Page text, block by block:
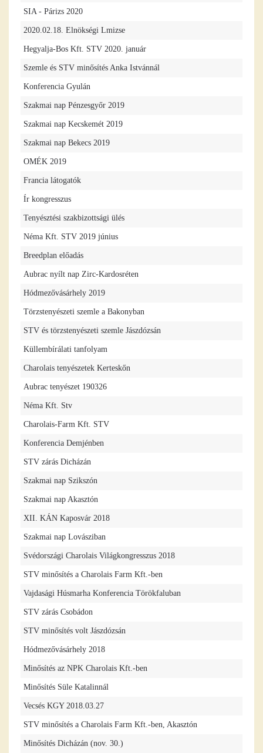
SIA - Párizs 2020
2020.02.18. Elnökségi Lmizse
Hegyalja-Bos Kft. STV 2020. január
Szemle és STV minősítés Anka Istvánnál
Konferencia Gyulán
Szakmai nap Pénzesgyőr 2019
Szakmai nap Kecskemét 2019
Szakmai nap Bekecs 2019
OMÉK 2019
Francia látogatók
Ír kongresszus
Tenyésztési szakbizottsági ülés
Néma Kft. STV 2019 június
Breedplan előadás
Aubrac nyílt nap Zirc-Kardosréten
Hódmezővásárhely 2019
Törzstenyészeti szemle a Bakonyban
STV és törzstenyészeti szemle Jászdózsán
Küllembírálati tanfolyam
Charolais tenyészetek Kerteskőn
Aubrac tenyészet 190326
Néma Kft. Stv
Charolais-Farm Kft. STV
Konferencia Demjénben
STV zárás Dicházán
Szakmai nap Szikszón
Szakmai nap Akasztón
XII. KÁN Kaposvár 2018
Szakmai nap Lovásziban
Svédországi Charolais Világkongresszus 2018
STV minősítés a Charolais Farm Kft.-ben
Vajdasági Húsmarha Konferencia Törökfaluban
STV zárás Csobádon
STV minősítés volt Jászdózsán
Hódmezővásárhely 2018
Minősítés az NPK Charolais Kft.-ben
Minősítés Süle Katalinnál
Vecsés KGY 2018.03.27
STV minősítés a Charolais Farm Kft.-ben, Akasztón
Minősítés Dicházán (nov. 30.)